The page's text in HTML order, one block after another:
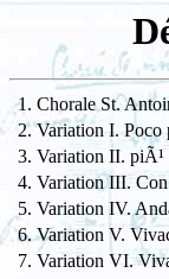
1. Chorale St.
2. Variation I. Poco
3. Variation II. piÃ¹
4. Variation III.
5. Variation IV.
6. Variation V.
7. Variation VI.